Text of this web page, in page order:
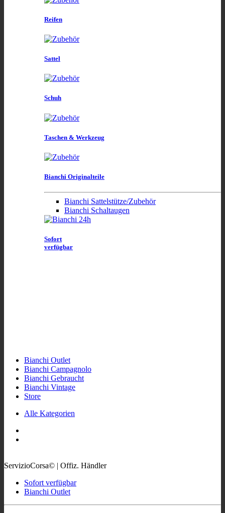
Reifen
Sattel
Schuh
Taschen & Werkzeug
Bianchi Originalteile
Bianchi Sattelstütze/Zubehör
Bianchi Schaltaugen
Sofort
verfügbar
Bianchi Outlet
Bianchi Campagnolo
Bianchi Gebraucht
Bianchi Vintage
Store
Alle Kategorien
ServizioCorsa© | Offiz. Händler
Sofort verfügbar
Bianchi Outlet